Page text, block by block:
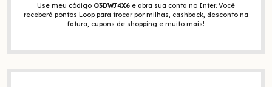
Use meu código O3DWJ4X6 e abra sua conta no Inter. Você
receberá pontos Loop para trocar por milhas, cashback, desconto na
fatura, cupons de shopping e muito mais!